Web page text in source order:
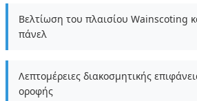
Βελτίωση του πλαισίου Wainscoting
πάνελ
Λεπτομέρειες διακοσμητικής
οροφής